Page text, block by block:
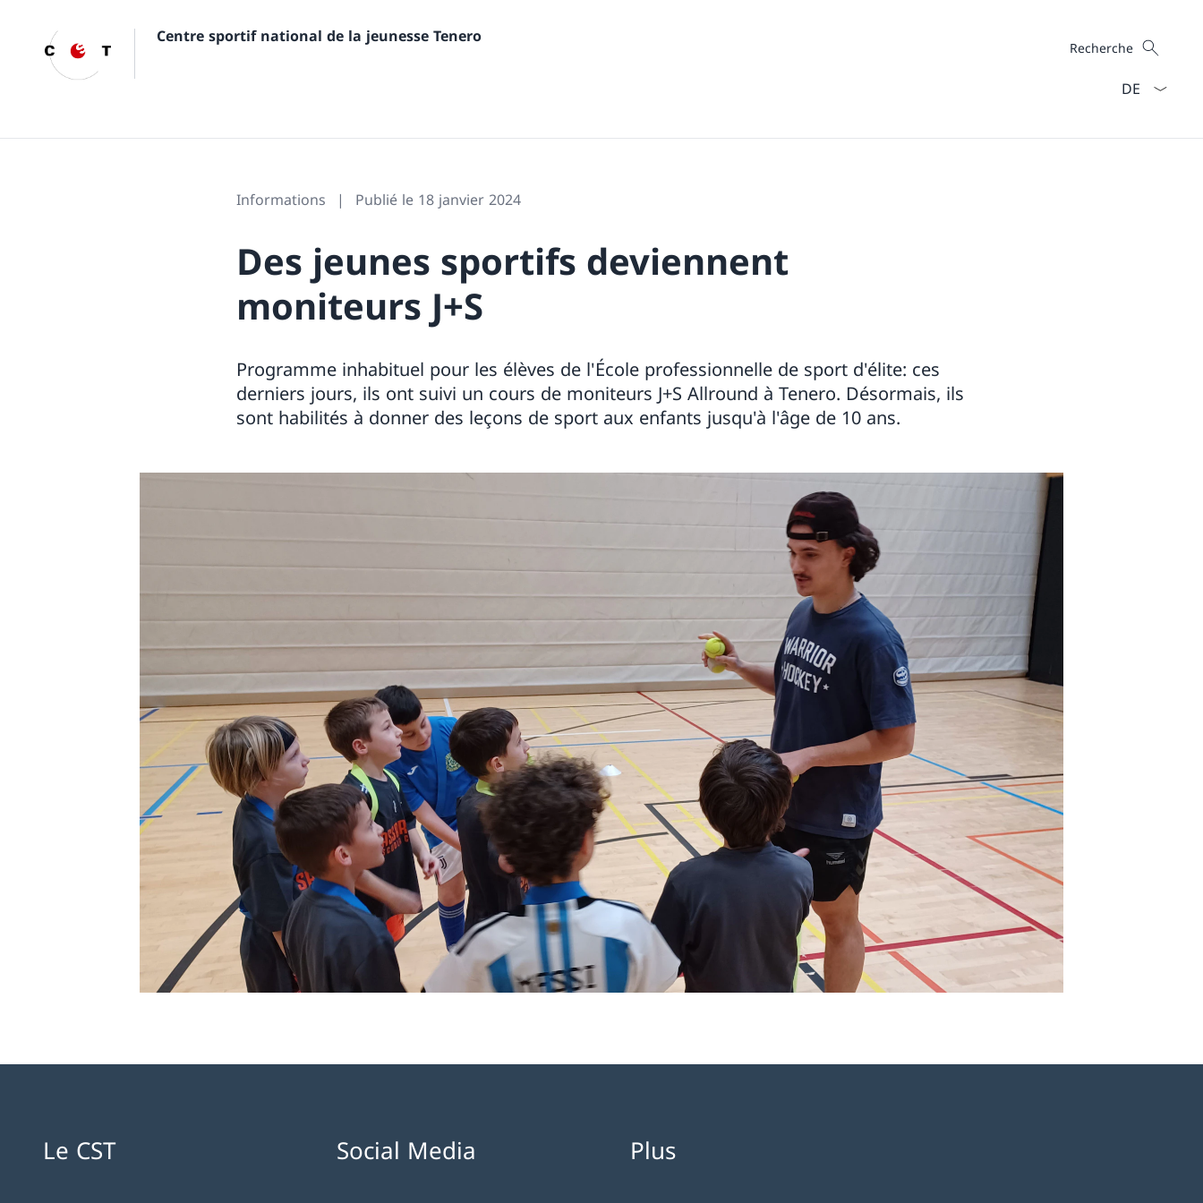
Centre sportif national de la jeunesse Tenero Recherche
Recherche
Informations Publié le 18 janvier 2024
Des jeunes sportifs deviennent
moniteurs J+S
Programme inhabituel pour les élèves de l'École professionnelle de sport d'élite: ces
derniers jours, ils ont suivi un cours de moniteurs J+S Allround à Tenero. Désormais, ils
sont habilités à donner des leçons de sport aux enfants jusqu'à l'âge de 10 ans.
Le CST Social Media Plus